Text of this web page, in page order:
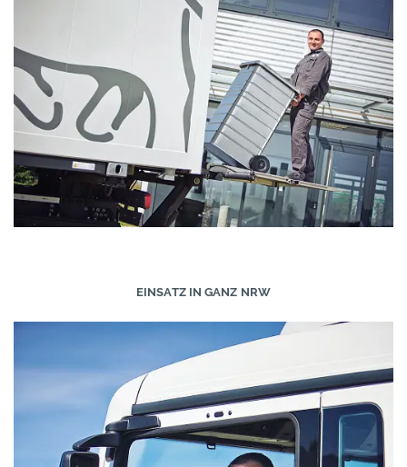
EINSATZ IN GANZ NRW